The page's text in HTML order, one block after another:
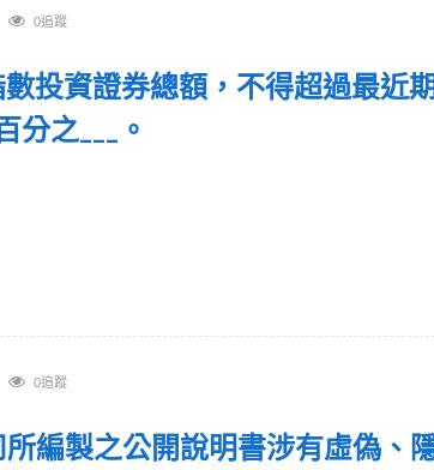
0追蹤
數投資證券總額，不得超過最近
分之___。
0追蹤
所編製之公開說明書涉有虛偽、